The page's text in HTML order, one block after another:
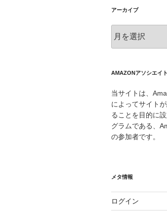
アーカイブ
ー
ブ
AMAZONアソシエイ
当サイトは、
によってサイト
ることを目的に
グラムである、
の参加者です。
メタ情報
ログイン